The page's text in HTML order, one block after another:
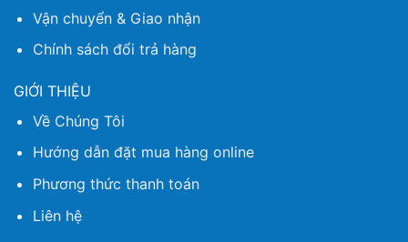
Vận chuyển & Giao nhận
Chính sách đổi trả hàng
GIỚI THIỆU
Về Chúng Tôi
Hướng dẫn đặt mua hàng online
Phương thức thanh toán
Liên hệ